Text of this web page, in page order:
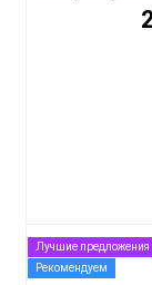
Лучшие предложения
Рекомендуем